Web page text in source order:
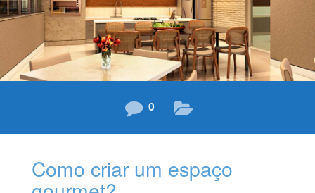
0
Como criar um espaço